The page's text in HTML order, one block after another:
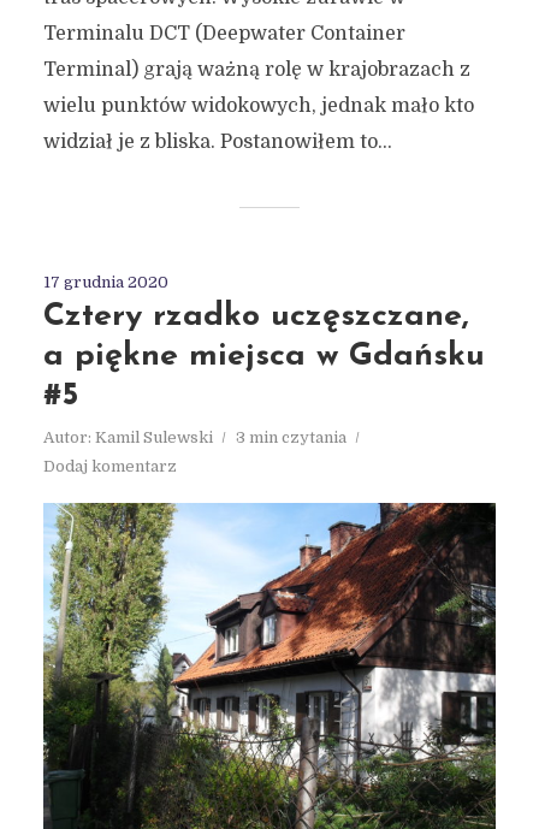
Terminalu DCT (Deepwater Container
Terminal) grają ważną rolę w krajobrazach z
wielu punktów widokowych, jednak mało kto
widział je z bliska. Postanowiłem to...
17 grudnia 2020
Cztery rzadko uczęszczane,
a piękne miejsca w Gdańsku
#5
Autor: Kamil Sulewski
3 min czytania
Dodaj komentarz